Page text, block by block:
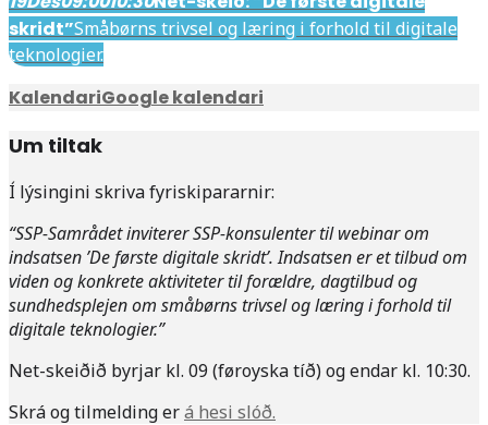
skridt”Småbørns trivsel og læring i forhold til digitale
teknologier.
KalendariGoogle kalendari
Um tiltak
Í lýsingini skriva fyriskipararnir:
“SSP-Samrådet inviterer SSP-konsulenter til webinar om
indsatsen ’De første digitale skridt’. Indsatsen er et tilbud om
viden og konkrete aktiviteter til forældre, dagtilbud og
sundhedsplejen om småbørns trivsel og læring i forhold til
digitale teknologier.”
Net-skeiðið byrjar kl. 09 (føroyska tíð) og endar kl. 10:30.
Skrá og tilmelding erá hesi slóð.